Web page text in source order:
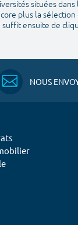
situées
plus la
ensuite de
NOUS